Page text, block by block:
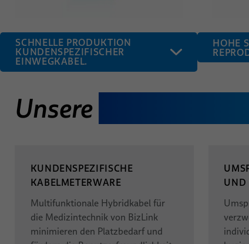
SCHNELLE PRODUKTION
KUNDENSPEZIFISCHER
EINWEGKABEL.
HOHE
Unsere
KUNDENSPEZIFISCHE
KABELMETERWARE
Multifunktionale Hybridkabel für
die Medizintechnik von BizLink
minimieren den Platzbedarf und
UND